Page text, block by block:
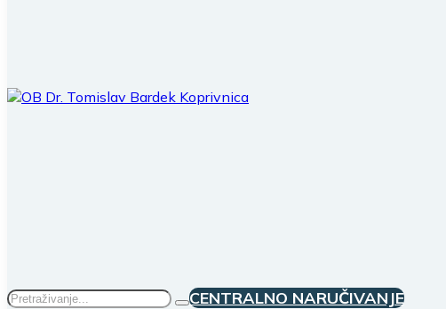
Traži CENTRALNO NARUČIVANJE